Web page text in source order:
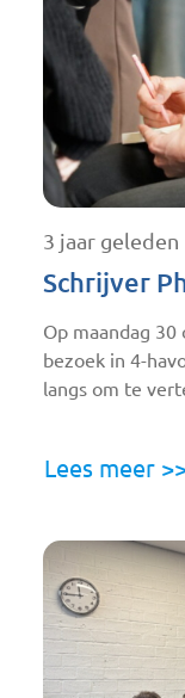
3 jaar geleden
Schrijver
Op maandag
bezoek in 4-
langs om te
Lees meer